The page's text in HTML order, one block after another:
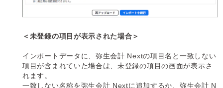
＜未登録の項目が表示された場合＞
インポートデータに、弥生会計 Nextの項目名と一致しない
項目が含まれていた場合は、未登録の項目の画面が表示さ
れます。
一致しない名称を弥生会計 Nextに追加するか、弥生会計 N